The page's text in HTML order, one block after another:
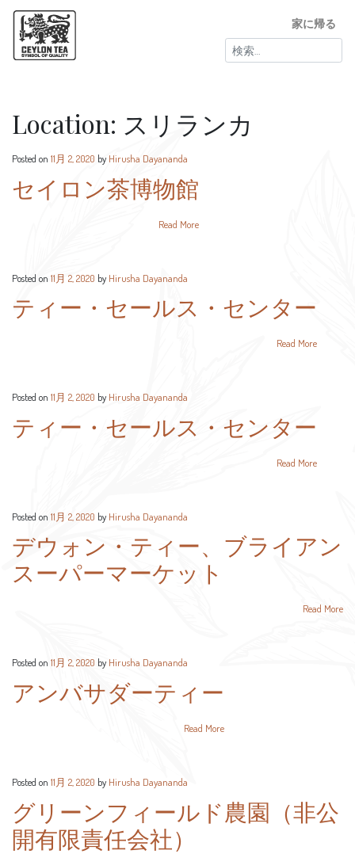
検
索:
家に帰る
Location: スリランカ
Posted on 11月 2, 2020 by Hirusha Dayananda
セイロン茶博物館
Read More
Posted on 11月 2, 2020 by Hirusha Dayananda
ティー・セールス・センター
Read More
Posted on 11月 2, 2020 by Hirusha Dayananda
ティー・セールス・センター
Read More
Posted on 11月 2, 2020 by Hirusha Dayananda
デウォン・ティー、ブライアン
スーパーマーケット
Read More
Posted on 11月 2, 2020 by Hirusha Dayananda
アンバサダーティー
Read More
Posted on 11月 2, 2020 by Hirusha Dayananda
グリーンフィールド農園（非公
開有限責任会社）